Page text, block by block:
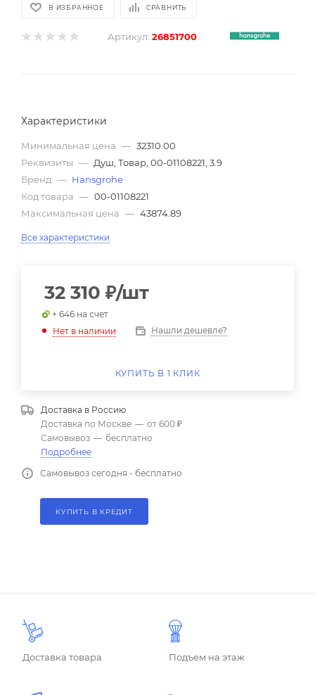
В ИЗБРАННОЕ СРАВНИТЬ
Артикул: 26851700
Характеристики
Минимальная цена — 32310.00
Реквизиты — Душ, Товар, 00-01108221, 3.9
Бренд — Hansgrohe
Код товара — 00-01108221
Максимальная цена — 43874.89
Все характеристики
32 310 ₽/шт
+ 646 на счет
Нет в наличии
Нашли дешевле?
КУПИТЬ В 1 КЛИК
Доставка в Россию
Доставка по Москве — от 600 ₽
Самовывоз — бесплатно
Подробнее
Самовывоз сегодня - бесплатно
КУПИТЬ В КРЕДИТ
Доставка товара Подъем на этаж